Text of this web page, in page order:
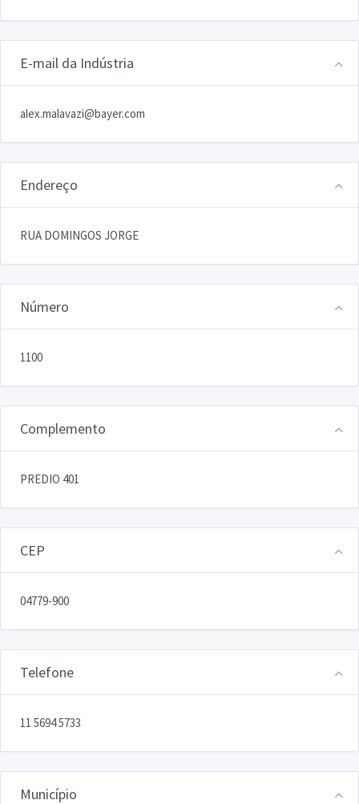
E-mail da Indústria
alex.malavazi@bayer.com
Endereço
RUA DOMINGOS JORGE
Número
1100
Complemento
PREDIO 401
CEP
04779-900
Telefone
11 5694 5733
Município